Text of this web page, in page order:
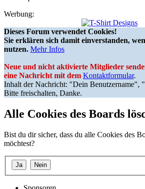
Werbung:
Dieses Forum verwendet Cookies!
Sie erklären sich damit einverstanden,
nutzen. Mehr Infos
Neue und nicht aktivierte Mitglieder
eine Nachricht mit dem Kontaktformular.
Inhalt der Nachricht: "Dein Benutzername",
Bitte freischalten, Danke.
Alle Cookies des Boards
Bist du dir sicher, dass du alle Cookies des
möchtest?